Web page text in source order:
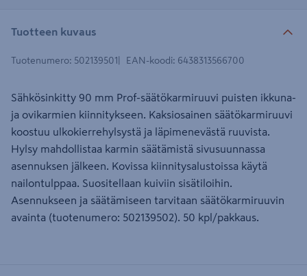
Tuotteen kuvaus
Tuotenumero: 502139501 EAN-koodi: 6438313566700
Sähkösinkitty 90 mm Prof-säätökarmiruuvi puisten ikkuna-
ja ovikarmien kiinnitykseen. Kaksiosainen säätökarmiruuvi
koostuu ulkokierrehylsystä ja läpimenevästä ruuvista.
Hylsy mahdollistaa karmin säätämistä sivusuunnassa
asennuksen jälkeen. Kovissa kiinnitysalustoissa käytä
nailontulppaa. Suositellaan kuiviin sisätiloihin.
Asennukseen ja säätämiseen tarvitaan säätökarmiruuvin
avainta (tuotenumero: 502139502). 50 kpl/pakkaus.